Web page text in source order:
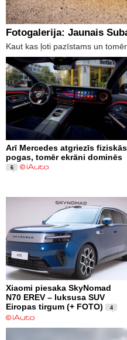
Fotogalerija: Jaunais
Kaut kas ļoti pazīstams un
Arī Mercedes atgriezīs fiziskās
pogas, tomēr ekrāni dominēs
6
Xiaomi piesaka SkyNomad
N70 EREV – luksusa SUV
Eiropas tirgum (+ FOTO)
4